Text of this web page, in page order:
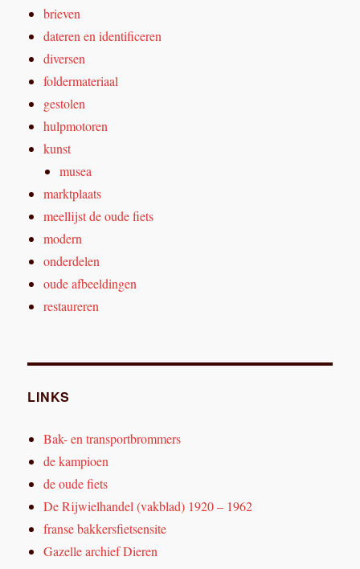
brieven
dateren en identificeren
diversen
foldermateriaal
gestolen
hulpmotoren
kunst
musea
marktplaats
meellijst de oude fiets
modern
onderdelen
oude afbeeldingen
restaureren
LINKS
Bak- en transportbrommers
de kampioen
de oude fiets
De Rijwielhandel (vakblad) 1920 – 1962
franse bakkersfietsensite
Gazelle archief Dieren